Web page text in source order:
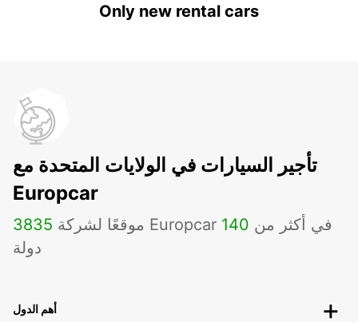
Only new rental cars
تأجير السيارات في الولايات المتحدة مع
Europcar
3835 موقعًا لشركة Europcar في أكثر من 140
دولة
أهم الدول